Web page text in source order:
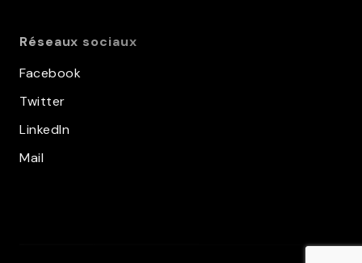
Réseaux sociaux
Facebook
Twitter
LinkedIn
Mail